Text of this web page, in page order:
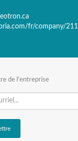
fr/company/
de l'entreprise